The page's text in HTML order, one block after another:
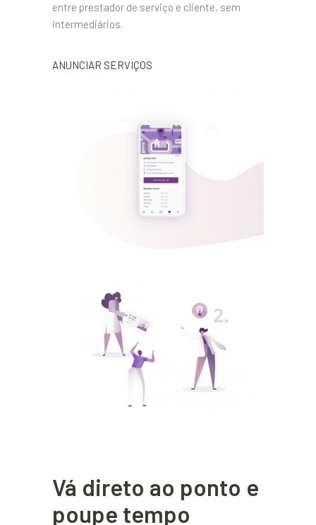
entre prestador de serviço e cliente, sem
intermediários.
ANUNCIAR SERVIÇOS
Vá direto ao ponto e
poupe tempo